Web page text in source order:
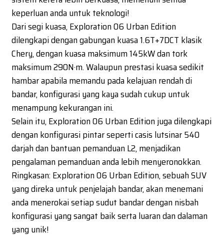
keperluan anda untuk teknologi!
Dari segi kuasa, Exploration 06 Urban Edition
dilengkapi dengan gabungan kuasa 1.6T+7DCT klasik
Chery, dengan kuasa maksimum 145kW dan tork
maksimum 290N·m. Walaupun prestasi kuasa sedikit
hambar apabila memandu pada kelajuan rendah di
bandar, konfigurasi yang kaya sudah cukup untuk
menampung kekurangan ini.
Selain itu, Exploration 06 Urban Edition juga dilengkapi
dengan konfigurasi pintar seperti casis lutsinar 540
darjah dan bantuan pemanduan L2, menjadikan
pengalaman pemanduan anda lebih menyeronokkan.
Ringkasan: Exploration 06 Urban Edition, sebuah SUV
yang direka untuk penjelajah bandar, akan menemani
anda menerokai setiap sudut bandar dengan nisbah
konfigurasi yang sangat baik serta luaran dan dalaman
yang unik!